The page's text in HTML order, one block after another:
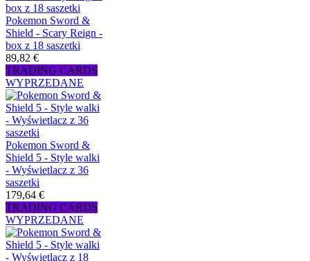
Pokemon Sword &
Shield - Scary Reign -
box z 18 saszetki
89,82 €
TRADING CARDS
WYPRZEDANE
Pokemon Sword &
Shield 5 - Style walki
- Wyświetlacz z 36
saszetki
179,64 €
TRADING CARDS
WYPRZEDANE